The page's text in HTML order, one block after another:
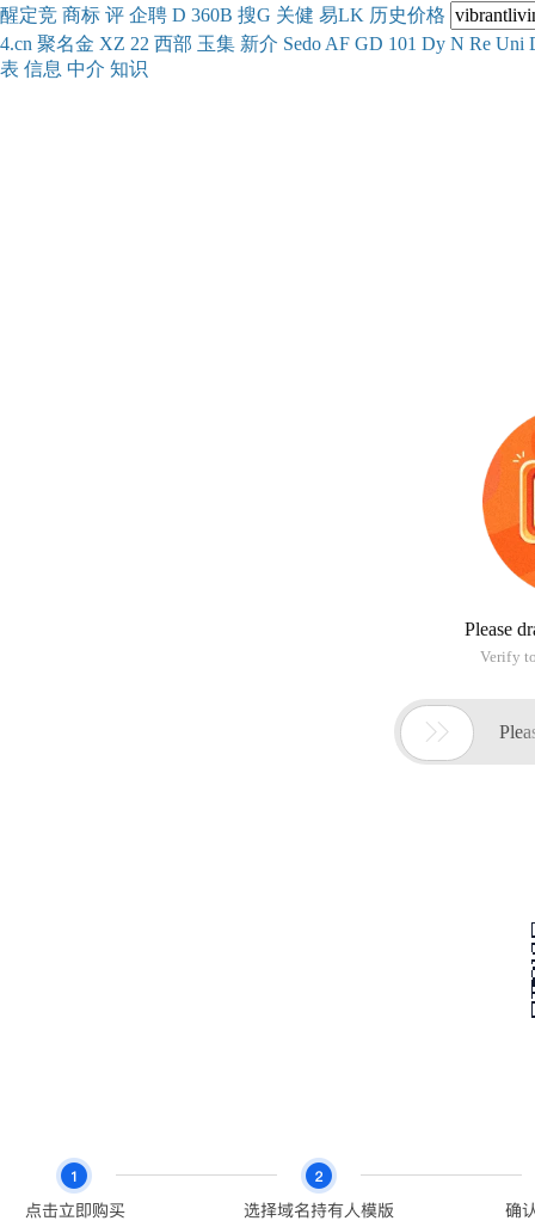
醒定竞 商标 评 企聘 D 360B 搜G 关健 易LK 历史价格
4.cn 聚名金 XZ 22 西部 玉集 新介 Sedo AF GD 101 Dy N Re Uni
表 信息 中介 知识